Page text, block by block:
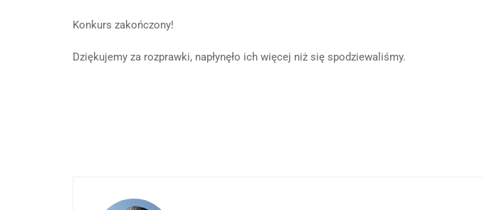
Konkurs zakończony!
Dziękujemy za rozprawki, napłynęło ich więcej niż się spodziewaliśmy.